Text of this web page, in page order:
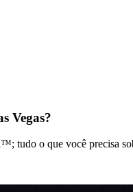
Vegas?
tudo o que você precisa